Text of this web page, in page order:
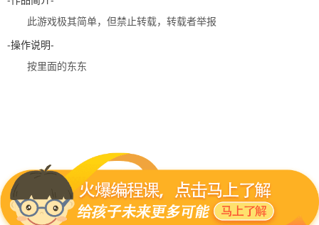
此游戏极其简单，但禁止转载，转载者举报
-操作说明-
按里面的东东